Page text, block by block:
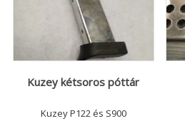
Kuzey kétsoros póttár
Kuzey P122 és S900